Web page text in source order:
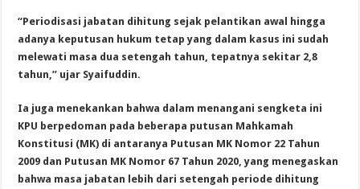
“Periodisasi jabatan dihitung sejak pelantikan awal hingga
adanya keputusan hukum tetap yang dalam kasus ini sudah
melewati masa dua setengah tahun, tepatnya sekitar 2,8
tahun,” ujar Syaifuddin.
Ia juga menekankan bahwa dalam menangani sengketa ini
KPU berpedoman pada beberapa putusan Mahkamah
Konstitusi (MK) di antaranya Putusan MK Nomor 22 Tahun
2009 dan Putusan MK Nomor 67 Tahun 2020, yang menegaskan
bahwa masa jabatan lebih dari setengah periode dihitung